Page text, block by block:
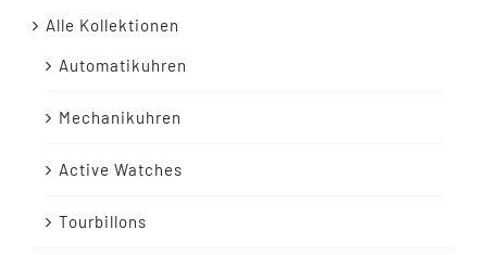
Alle Kollektionen
Automatikuhren
Mechanikuhren
Active Watches
Tourbillons